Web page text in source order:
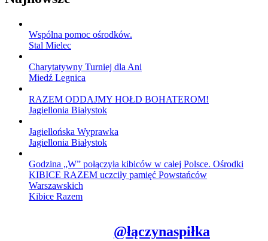
Wspólna pomoc ośrodków.
Stal Mielec
Charytatywny Turniej dla Ani
Miedź Legnica
RAZEM ODDAJMY HOŁD BOHATEROM!
Jagiellonia Białystok
Jagiellońska Wyprawka
Jagiellonia Białystok
Godzina „W” połączyła kibiców w całej Polsce. Ośrodki
KIBICE RAZEM uczciły pamięć Powstańców
Warszawskich
Kibice Razem
@łączynaspiłka